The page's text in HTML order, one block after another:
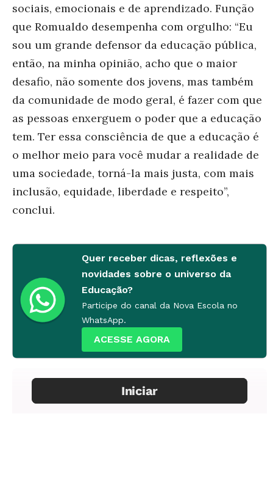
sociais, emocionais e de aprendizado. Função
que Romualdo desempenha com orgulho: “Eu
sou um grande defensor da educação pública,
então, na minha opinião, acho que o maior
desafio, não somente dos jovens, mas também
da comunidade de modo geral, é fazer com que
as pessoas enxerguem o poder que a educação
tem. Ter essa consciência de que a educação é
o melhor meio para você mudar a realidade de
uma sociedade, torná-la mais justa, com mais
inclusão, equidade, liberdade e respeito”,
conclui.
Quer receber dicas, reflexões e
novidades sobre o universo da
Educação?
Participe do canal da Nova Escola no
WhatsApp.
ACESSE AGORA